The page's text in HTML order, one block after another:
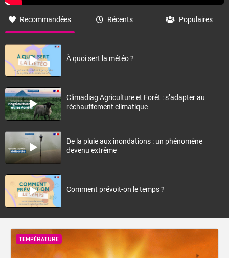
Recommandées Récents Populaires
À quoi sert la météo ?
Climadiag Agriculture et Forêt : s’adapter au
réchauffement climatique
De la pluie aux inondations : un phénomène
devenu extrême
Comment prévoit-on le temps ?
TEMPÉRATURE